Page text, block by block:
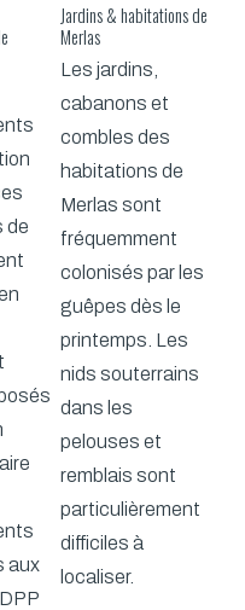
de
aux
Jardins & habitations de
Merlas
Les jardins,
cabanons et
combles des
habitations de
Merlas sont
fréquemment
colonisés par les
guêpes dès le
printemps. Les
nids souterrains
dans les
pelouses et
remblais sont
particulièrement
difficiles à
localiser.